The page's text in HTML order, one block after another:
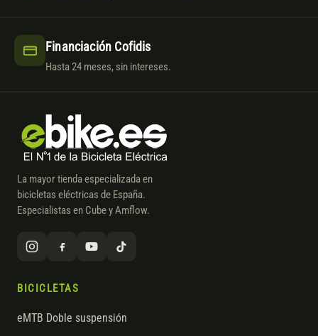
Financiación Cofidis
Hasta 24 meses, sin intereses.
La mayor tienda especializada en
bicicletas eléctricas de España.
Especialistas en Cube y Amflow.
BICICLETAS
eMTB Doble suspensión